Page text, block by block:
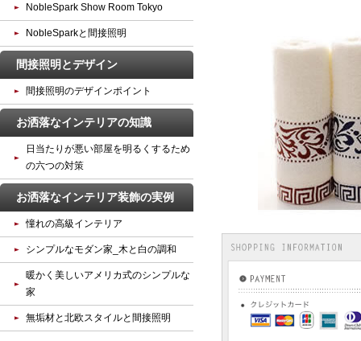
NobleSpark Show Room Tokyo
NobleSparkと間接照明
間接照明とデザイン
間接照明のデザインポイント
お洒落なインテリアの知識
日当たりが悪い部屋を明るくするため
の六つの対策
お洒落なインテリア装飾の実例
憧れの高級インテリア
シンプルなモダン家_木と白の調和
暖かく美しいアメリカ式のシンプルな
家
無垢材と北欧スタイルと間接照明